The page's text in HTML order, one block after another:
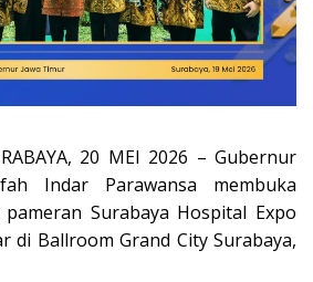
20 MEI 2026 – Gubernur
Indar Parawansa membuka
Surabaya Hospital Expo
di Ballroom Grand City Surabaya,